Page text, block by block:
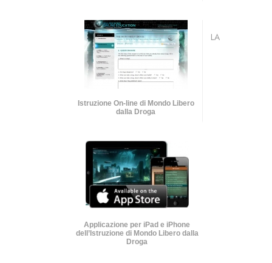
Istruzione On-line di Mondo Libero
dalla Droga
Applicazione per iPad e iPhone
dell’Istruzione di Mondo Libero dalla
Droga
LA